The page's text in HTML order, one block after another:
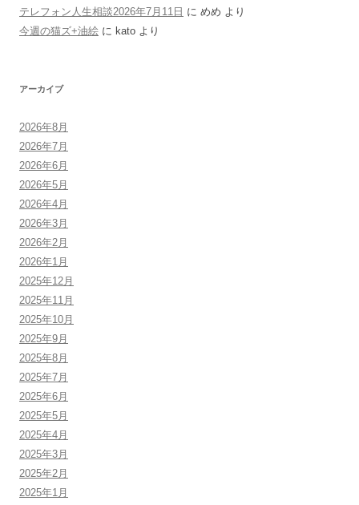
テレフォン人生相談2026年7月11日 に めめ より
今週の猫ズ+油絵 に kato より
アーカイブ
2026年8月
2026年7月
2026年6月
2026年5月
2026年4月
2026年3月
2026年2月
2026年1月
2025年12月
2025年11月
2025年10月
2025年9月
2025年8月
2025年7月
2025年6月
2025年5月
2025年4月
2025年3月
2025年2月
2025年1月